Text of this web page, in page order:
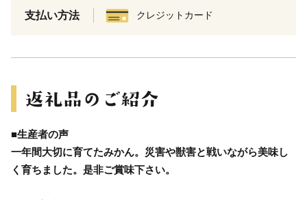
支払い方法 クレジットカード
■生産者の声
一年間大切に育てたみかん。災害や獣害と戦いながら美味し
く育ちました。是非ご賞味下さい。